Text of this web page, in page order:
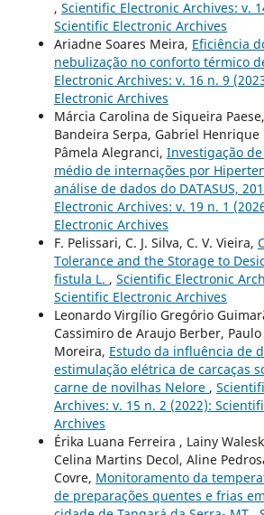
, Scientific Electronic Archives: v.
Scientific Electronic Archives
Ariadne Soares Meira, Eficiência
nebulização no conforto térmico
Electronic Archives: v. 16 n. 9
Electronic Archives
Márcia Carolina de Siqueira
Bandeira Serpa, Gabriel Henrique
Pâmela Alegranci, Investigação
médio de internações por
análise de dados do DATASUS,
Electronic Archives: v. 19 n. 1
Electronic Archives
F. Pelissari, C. J. Silva, C. V. Vieira,
Tolerance and the Storage to
fistula L. , Scientific Electronic
Scientific Electronic Archives
Leonardo Virgílio Gregório
Cassimiro de Araujo Berber,
Moreira, Estudo da influência de
estimulação elétrica de carcaças
carne de novilhas Nelore ,
Archives: v. 15 n. 2 (2022):
Archives
Érika Luana Ferreira , Lainy
Celina Martins Decol, Aline
Covre, Monitoramento da
de preparações quentes e frias